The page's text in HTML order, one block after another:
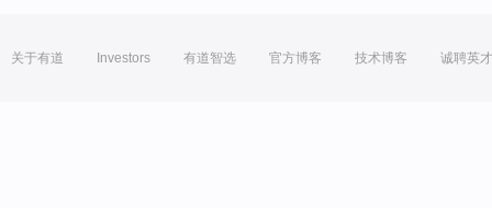
关于有道 Investors 有道智选 官方博客 技术博客 诚聘英才